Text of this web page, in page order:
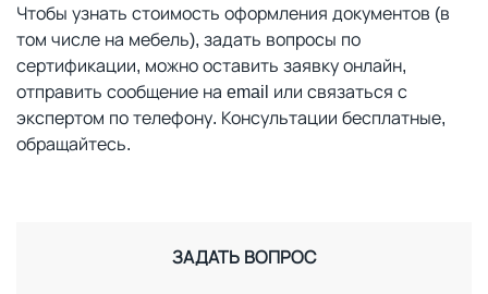
Чтобы узнать стоимость оформления документов (в
том числе на мебель), задать вопросы по
сертификации, можно оставить заявку онлайн,
отправить сообщение на email или связаться с
экспертом по телефону. Консультации бесплатные,
обращайтесь.
ЗАДАТЬ ВОПРОС